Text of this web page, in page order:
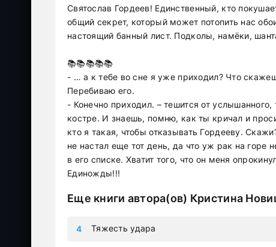
Святослав Гордеев! Единственный, кто
общий секрет, который может потопить нас
настоящий банный лист. Подколы, намёки,
📚📚📚📚📚
- … а к тебе во сне я уже приходил? Что
Перебиваю его.
- Конечно приходил. – тешится от
костре. И знаешь, помню, как ты кричал и
кто я такая, чтобы отказывать Гордееву.
не настал еще тот день, да что уж рак на горе
в его списке. Хватит того, что он меня
Единожды!!!
Еще книги автора(ов) Кристина
Тяжесть удара